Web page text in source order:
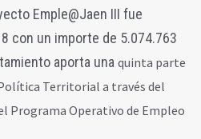
Emple@Jaen III fue
con un importe de 5.074.763
aporta una quinta parte
Territorial a través del
Programa Operativo de Empleo